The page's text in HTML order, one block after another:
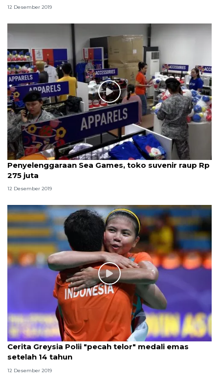
12 Desember 2019
Penyelenggaraan Sea Games, toko suvenir raup Rp
275 juta
12 Desember 2019
Cerita Greysia Polii "pecah telor" medali emas
setelah 14 tahun
12 Desember 2019